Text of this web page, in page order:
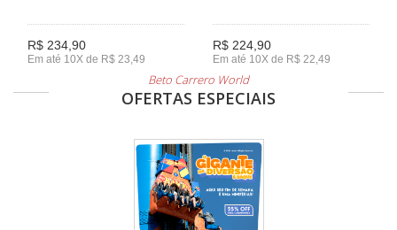
R$ 234,90
Em até 10X de R$ 23,49
R$ 224,90
Em até 10X de R$ 22,49
Beto Carrero World
OFERTAS ESPECIAIS